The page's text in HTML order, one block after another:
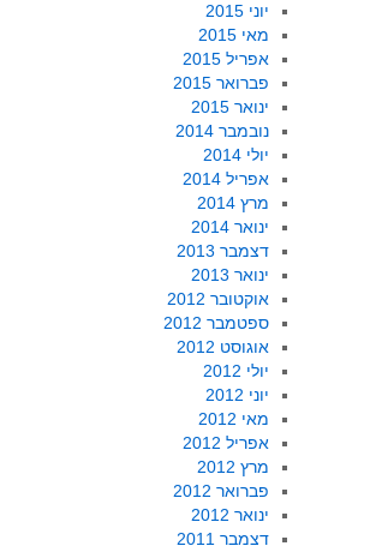
יוני 2015
מאי 2015
אפריל 2015
פברואר 2015
ינואר 2015
נובמבר 2014
יולי 2014
אפריל 2014
מרץ 2014
ינואר 2014
דצמבר 2013
ינואר 2013
אוקטובר 2012
ספטמבר 2012
אוגוסט 2012
יולי 2012
יוני 2012
מאי 2012
אפריל 2012
מרץ 2012
פברואר 2012
ינואר 2012
דצמבר 2011